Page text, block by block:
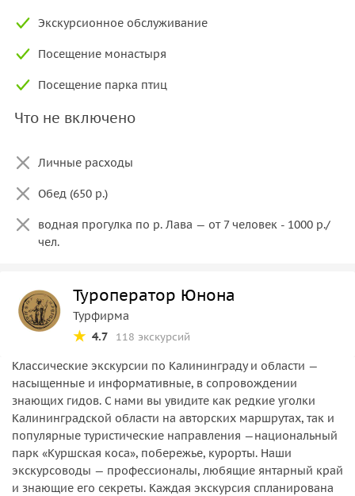
Экскурсионное обслуживание
Посещение монастыря
Посещение парка птиц
Что не включено
Личные расходы
Обед (650 р.)
водная прогулка по р. Лава — от 7 человек - 1000 р./
чел.
Туроператор Юнона
Турфирма
4.7
118 экскурсий
Классические экскурсии по Калининграду и области —
насыщенные и информативные, в сопровождении
знающих гидов. С нами вы увидите как редкие уголки
Калининградской области на авторских маршрутах, так и
популярные туристические направления —национальный
парк «Куршская коса», побережье, курорты. Наши
экскурсоводы — профессионалы, любящие янтарный край
и знающие его секреты. Каждая экскурсия спланирована